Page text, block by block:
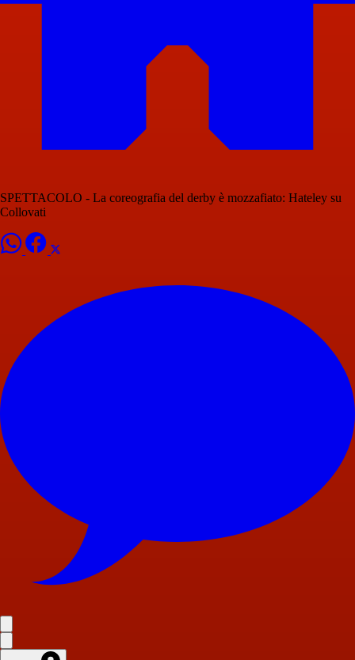
SPETTACOLO - La coreografia del derby è mozzafiato: Hateley su
Collovati